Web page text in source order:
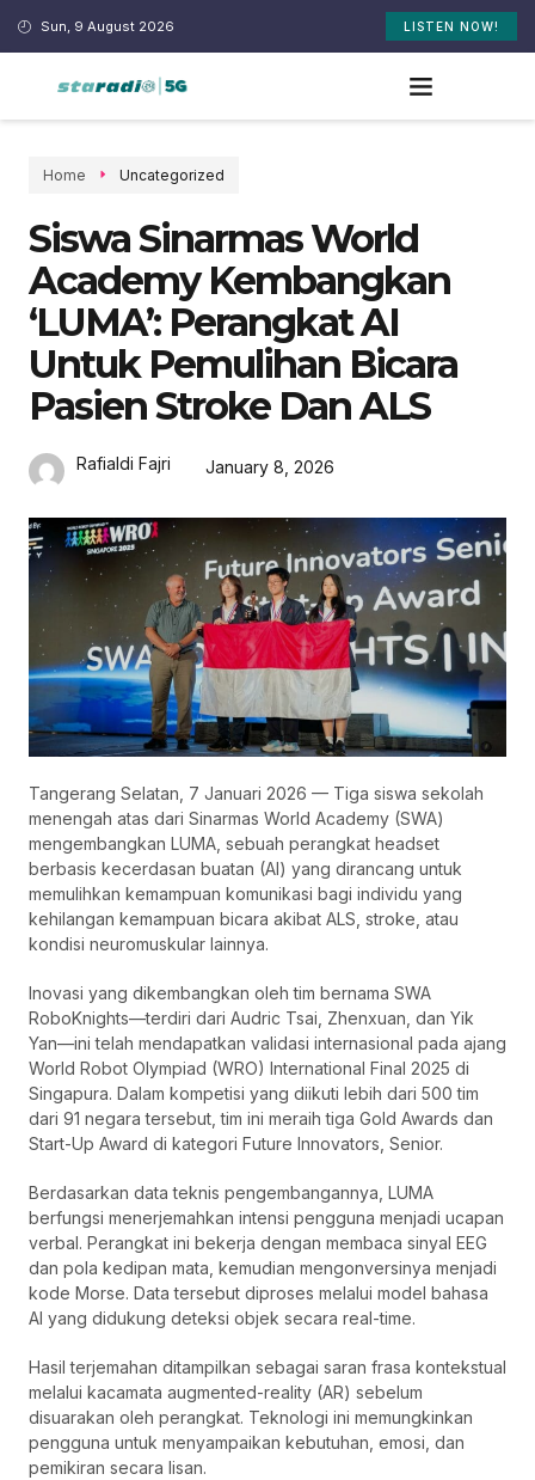
Sun, 9 August 2026 LISTEN NOW!
Home Uncategorized
Siswa Sinarmas World
Academy Kembangkan
‘LUMA’: Perangkat AI
Untuk Pemulihan Bicara
Pasien Stroke Dan ALS
Rafialdi Fajri January 8, 2026
Tangerang Selatan, 7 Januari 2026 — Tiga siswa sekolah
menengah atas dari Sinarmas World Academy (SWA)
mengembangkan LUMA, sebuah perangkat headset
berbasis kecerdasan buatan (AI) yang dirancang untuk
memulihkan kemampuan komunikasi bagi individu yang
kehilangan kemampuan bicara akibat ALS, stroke, atau
kondisi neuromuskular lainnya.
Inovasi yang dikembangkan oleh tim bernama SWA
RoboKnights—terdiri dari Audric Tsai, Zhenxuan, dan Yik
Yan—ini telah mendapatkan validasi internasional pada ajang
World Robot Olympiad (WRO) International Final 2025 di
Singapura. Dalam kompetisi yang diikuti lebih dari 500 tim
dari 91 negara tersebut, tim ini meraih tiga Gold Awards dan
Start-Up Award di kategori Future Innovators, Senior.
Berdasarkan data teknis pengembangannya, LUMA
berfungsi menerjemahkan intensi pengguna menjadi ucapan
verbal. Perangkat ini bekerja dengan membaca sinyal EEG
dan pola kedipan mata, kemudian mengonversinya menjadi
kode Morse. Data tersebut diproses melalui model bahasa
AI yang didukung deteksi objek secara real-time.
Hasil terjemahan ditampilkan sebagai saran frasa kontekstual
melalui kacamata augmented-reality (AR) sebelum
disuarakan oleh perangkat. Teknologi ini memungkinkan
pengguna untuk menyampaikan kebutuhan, emosi, dan
pemikiran secara lisan.